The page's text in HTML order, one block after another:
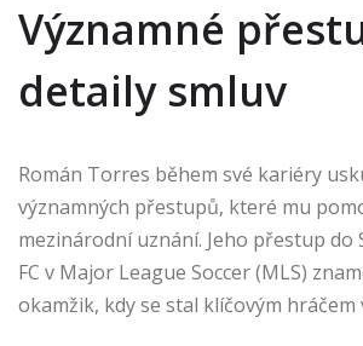
Významné
detaily smluv
Román Torres během své kariéry
významných přestupů, které mu
mezinárodní uznání. Jeho přestup do
FC v Major League Soccer (MLS)
okamžik, kdy se stal klíčovým hráčem